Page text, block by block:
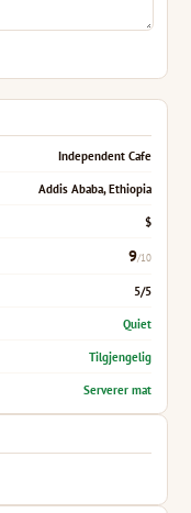
Independent Cafe
Addis Ababa, Ethiopia
$
9/10
5/5
Quiet
Tilgjengelig
Serverer mat